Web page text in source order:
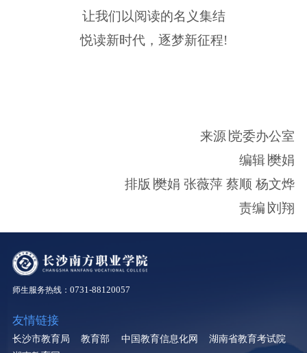
让我们以阅读的名义集结
悦读新时代，逐梦新征程!
来源∣党委办公室
编辑∣樊娟
排版∣樊娟 张薇萍 蔡顺 杨文烨
责编∣刘翔
师生服务热线： 0731-88120057
友情链接
长沙市教育局 教育部 中国教育信息化网
湖南省教育考试院